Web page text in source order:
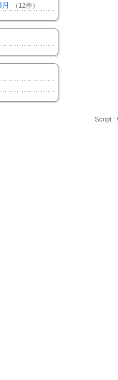
（12件）
Script :